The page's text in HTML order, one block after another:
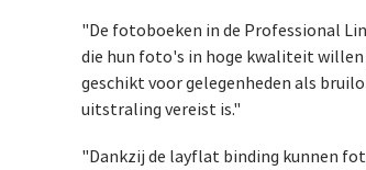
"De fotoboeken in de Professional
die hun foto's in hoge kwaliteit willen
geschikt voor gelegenheden als
uitstraling vereist is."
"Dankzij de layflat binding kunnen